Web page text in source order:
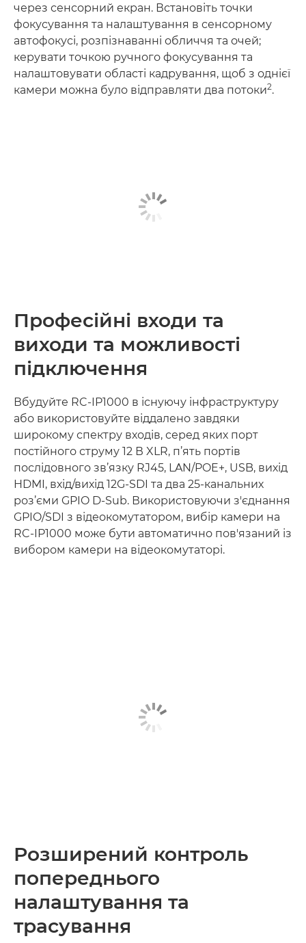
через сенсорний екран. Встановіть точки
фокусування та налаштування в сенсорному
автофокусі, розпізнаванні обличчя та очей;
керувати точкою ручного фокусування та
налаштовувати області кадрування, щоб з однієї
камери можна було відправляти два потоки2.
Професійні входи та
виходи та можливості
підключення
Вбудуйте RC-IP1000 в існуючу інфраструктуру
або використовуйте віддалено завдяки
широкому спектру входів, серед яких порт
постійного струму 12 В XLR, п’ять портів
послідовного зв’язку RJ45, LAN/POE+, USB, вихід
HDMI, вхід/вихід 12G-SDI та два 25-канальних
роз’єми GPIO D-Sub. Використовуючи з'єднання
GPIO/SDI з відеокомутатором, вибір камери на
RC-IP1000 може бути автоматично пов'язаний із
вибором камери на відеокомутаторі.
Розширений контроль
попереднього
налаштування та
трасування